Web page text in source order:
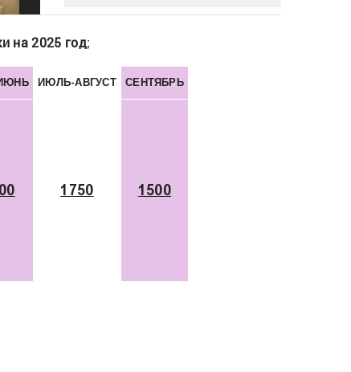
на 2025 год;
ИЮЛЬ-АВГУСТ СЕНТЯБРЬ
1750 1500